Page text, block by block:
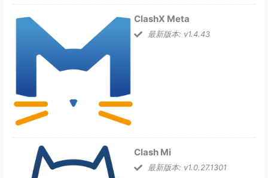
ClashX Meta
最新版本: v1.4.43
Clash Mi
最新版本: v1.0.27.1301